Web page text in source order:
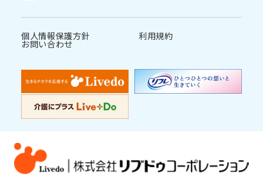
個人情報保護方針 利用規約
お問い合わせ